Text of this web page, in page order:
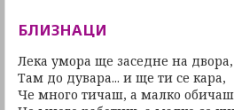
БЛИЗНАЦИ
Лека умора ще заседне на двора,
Там до дувара... и ще ти се кара,
Че много тичаш, а малко